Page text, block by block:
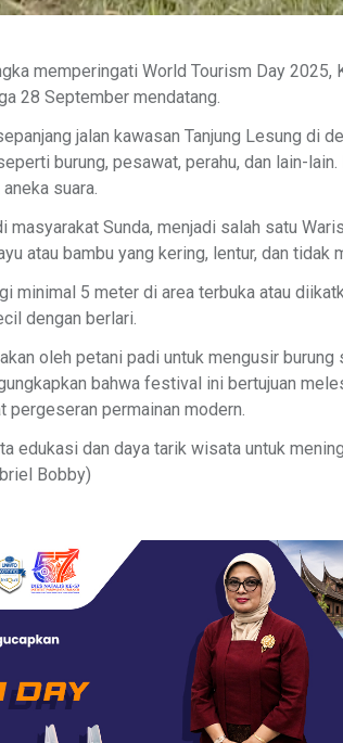
memperingati World Tourism Day
28 September mendatang.
jalan kawasan Tanjung Lesung di
burung, pesawat, perahu, dan lain-
suara.
Sunda, menjadi salah satu
atau bambu yang kering, lentur, dan tidak
minimal 5 meter di area terbuka atau
dengan berlari.
oleh petani padi untuk mengusir
bahwa festival ini bertujuan
pergeseran permainan modern.
dan daya tarik wisata untuk
Bobby)